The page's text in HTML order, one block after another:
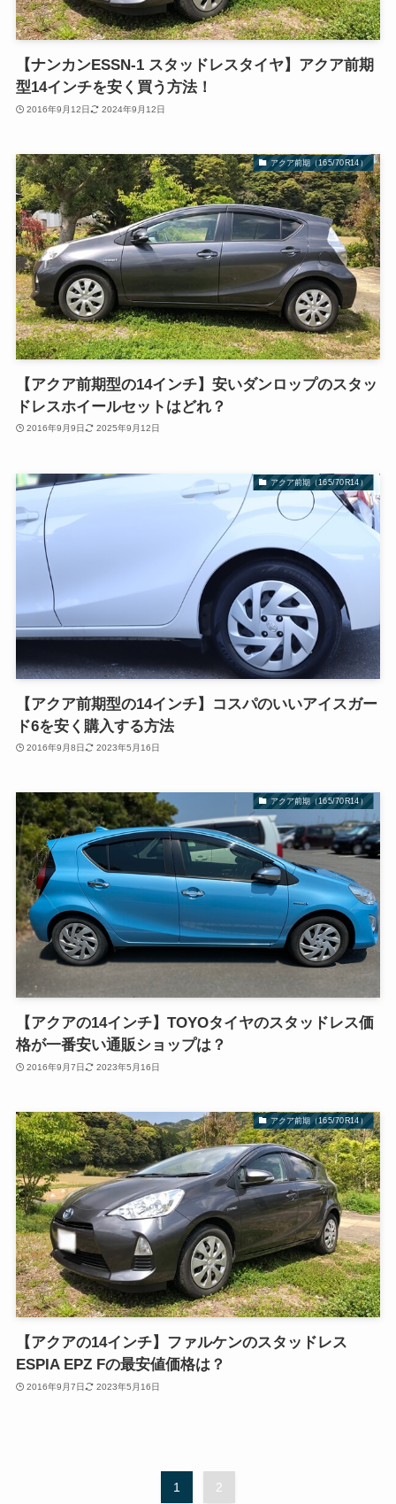
【ナンカンESSN-1 スタッドレスタイヤ】アクア前期
型14インチを安く買う方法！
2016年9月12日 2024年9月12日
アクア前期（165/70R14）
【アクア前期型の14インチ】安いダンロップのスタッ
ドレスホイールセットはどれ？
2016年9月9日 2025年9月12日
アクア前期（165/70R14）
【アクア前期型の14インチ】コスパのいいアイスガー
ド6を安く購入する方法
2016年9月8日 2023年5月16日
アクア前期（165/70R14）
【アクアの14インチ】TOYOタイヤのスタッドレス価
格が一番安い通販ショップは？
2016年9月7日 2023年5月16日
アクア前期（165/70R14）
【アクアの14インチ】ファルケンのスタッドレス
ESPIA EPZ Fの最安値価格は？
2016年9月7日 2023年5月16日
1 2